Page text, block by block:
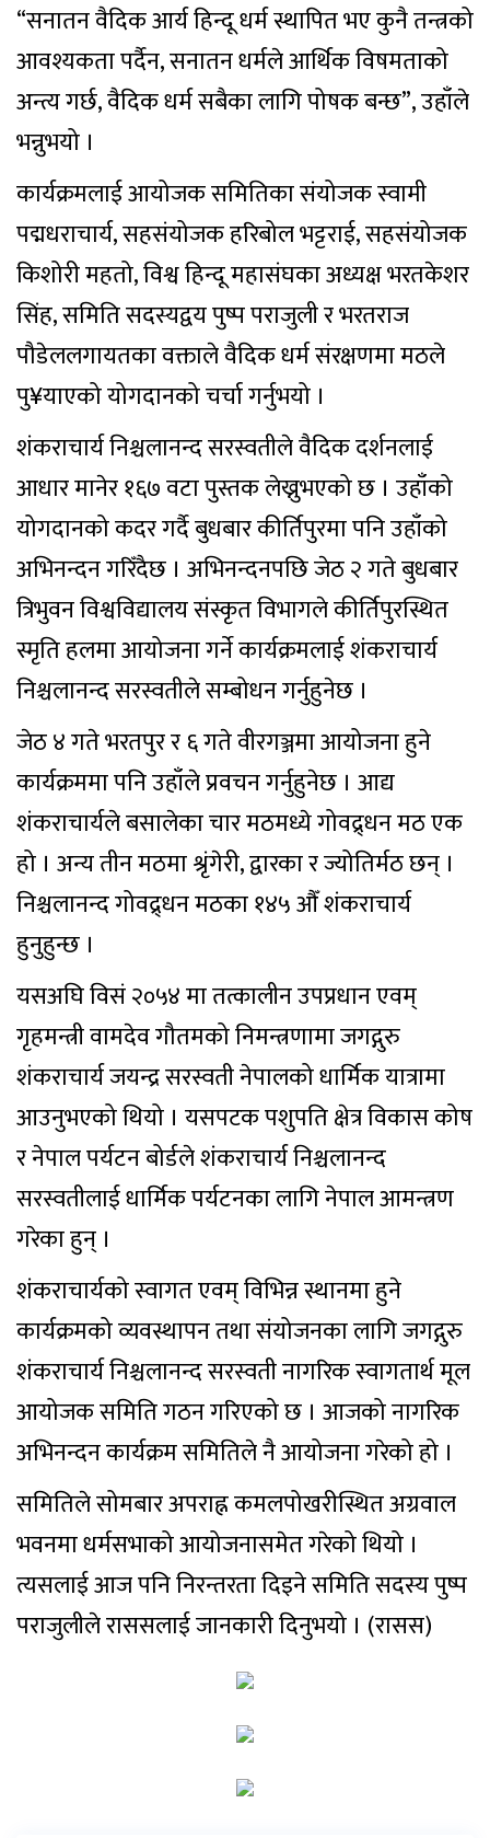
“सनातन वैदिक आर्य हिन्दू धर्म स्थापित भए कुनै तन्त्रको
आवश्यकता पर्दैन, सनातन धर्मले आर्थिक विषमताको
अन्त्य गर्छ, वैदिक धर्म सबैका लागि पोषक बन्छ”, उहाँले
भन्नुभयो ।
कार्यक्रमलाई आयोजक समितिका संयोजक स्वामी
पद्मधराचार्य, सहसंयोजक हरिबोल भट्टराई, सहसंयोजक
किशोरी महतो, विश्व हिन्दू महासंघका अध्यक्ष भरतकेशर
सिंह, समिति सदस्यद्वय पुष्प पराजुली र भरतराज
पौडेललगायतका वक्ताले वैदिक धर्म संरक्षणमा मठले
पु¥याएको योगदानको चर्चा गर्नुभयो ।
शंकराचार्य निश्चलानन्द सरस्वतीले वैदिक दर्शनलाई
आधार मानेर १६७ वटा पुस्तक लेख्नुभएको छ । उहाँको
योगदानको कदर गर्दै बुधबार कीर्तिपुरमा पनि उहाँको
अभिनन्दन गरिँदैछ । अभिनन्दनपछि जेठ २ गते बुधबार
त्रिभुवन विश्वविद्यालय संस्कृत विभागले कीर्तिपुरस्थित
स्मृति हलमा आयोजना गर्ने कार्यक्रमलाई शंकराचार्य
निश्चलानन्द सरस्वतीले सम्बोधन गर्नुहुनेछ ।
जेठ ४ गते भरतपुर र ६ गते वीरगञ्जमा आयोजना हुने
कार्यक्रममा पनि उहाँले प्रवचन गर्नुहुनेछ । आद्य
शंकराचार्यले बसालेका चार मठमध्ये गोवद्र्धन मठ एक
हो । अन्य तीन मठमा श्रृंगेरी, द्वारका र ज्योतिर्मठ छन् ।
निश्चलानन्द गोवद्र्धन मठका १४५ औँ शंकराचार्य
हुनुहुन्छ ।
यसअघि विसं २०५४ मा तत्कालीन उपप्रधान एवम्
गृहमन्त्री वामदेव गौतमको निमन्त्रणामा जगद्गुरु
शंकराचार्य जयन्द्र सरस्वती नेपालको धार्मिक यात्रामा
आउनुभएको थियो । यसपटक पशुपति क्षेत्र विकास कोष
र नेपाल पर्यटन बोर्डले शंकराचार्य निश्चलानन्द
सरस्वतीलाई धार्मिक पर्यटनका लागि नेपाल आमन्त्रण
गरेका हुन् ।
शंकराचार्यको स्वागत एवम् विभिन्न स्थानमा हुने
कार्यक्रमको व्यवस्थापन तथा संयोजनका लागि जगद्गुरु
शंकराचार्य निश्चलानन्द सरस्वती नागरिक स्वागतार्थ मूल
आयोजक समिति गठन गरिएको छ । आजको नागरिक
अभिनन्दन कार्यक्रम समितिले नै आयोजना गरेको हो ।
समितिले सोमबार अपराह्न कमलपोखरीस्थित अग्रवाल
भवनमा धर्मसभाको आयोजनासमेत गरेको थियो ।
त्यसलाई आज पनि निरन्तरता दिइने समिति सदस्य पुष्प
पराजुलीले राससलाई जानकारी दिनुभयो । (रासस)